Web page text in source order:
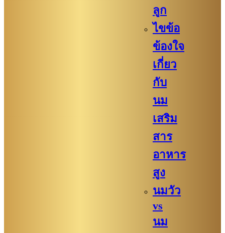
ลูก
ไขข้อ
ข้องใจ
เกี่ยว
กับ
นม
เสริม
สาร
อาหาร
สูง
นมวัว
vs
นม